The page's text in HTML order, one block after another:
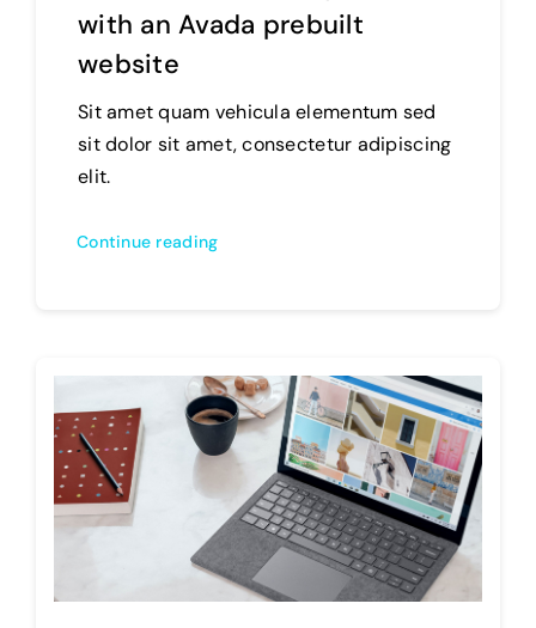
with an Avada prebuilt
website
Sit amet quam vehicula elementum sed
sit dolor sit amet, consectetur adipiscing
elit.
Continue reading